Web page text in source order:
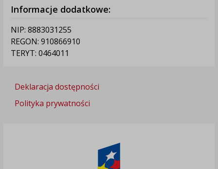
Informacje dodatkowe:
NIP: 8883031255
REGON: 910866910
TERYT: 0464011
Deklaracja dostępności
Polityka prywatności